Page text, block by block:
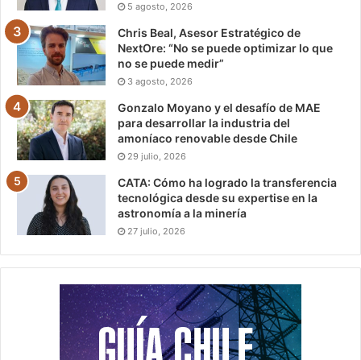
5 agosto, 2026
Chris Beal, Asesor Estratégico de
NextOre: “No se puede optimizar lo que
no se puede medir”
3 agosto, 2026
Gonzalo Moyano y el desafío de MAE
para desarrollar la industria del
amoníaco renovable desde Chile
29 julio, 2026
CATA: Cómo ha logrado la transferencia
tecnológica desde su expertise en la
astronomía a la minería
27 julio, 2026